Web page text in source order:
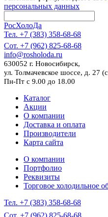
персональных данных
РосХолоДа
Тел. +7 (383) 358-68-68
Сот. +7 (962) 825-68-68
info@rosholoda.ru
630052 г. Новосибирск,
ул. Толмачевское шоссе, д. 27
Пн-Пт с 9.00 до 18.00
Каталог
Акции
О компании
Доставка и оплата
Производители
Карта сайта
О компании
Портфолио
Реквизиты
Торговое холодильное
Тел. +7 (383) 358-68-68
Сот. +7 (962) 825-68-68